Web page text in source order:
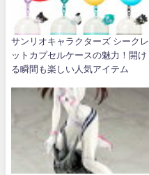
サンリオキャラクターズ シークレ
ットカプセルケースの魅力！開け
る瞬間も楽しい人気アイテム